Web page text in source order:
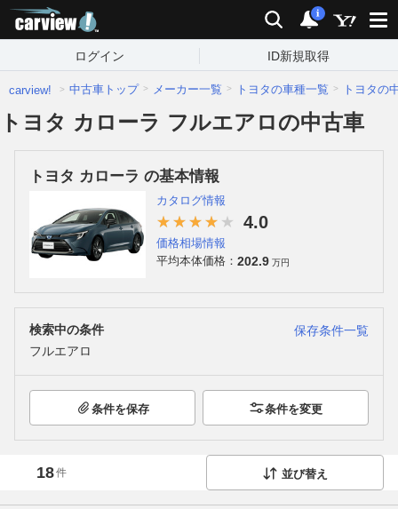
検索 通知
i
ログイン ID新規取得
carview! 中古車トップ メーカー一覧 トヨタの車種一覧 トヨタの
トヨタ カローラ フルエアロの中古車
トヨタ カローラ の基本情報
カタログ情報
4.0
価格相場情報
平均本体価格： 202.9 万円
検索中の条件
保存条件一覧
フルエアロ
条件を保存 条件を変更
18件 並び替え